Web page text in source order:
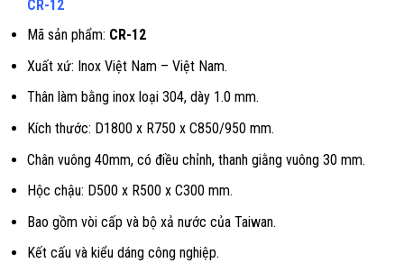
CR-12
Mã sản phẩm: CR-12
Xuất xứ: Inox Việt Nam – Việt Nam.
Thân làm bằng inox loại 304, dày 1.0 mm.
Kích thước: D1800 x R750 x C850/950 mm.
Chân vuông 40mm, có điều chỉnh, thanh giằng vuông 30 mm.
Hộc chậu: D500 x R500 x C300 mm.
Bao gồm vòi cấp và bộ xả nước của Taiwan.
Kết cấu và kiểu dáng công nghiệp.